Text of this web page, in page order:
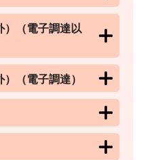
）（電子調達以
（電子調達）